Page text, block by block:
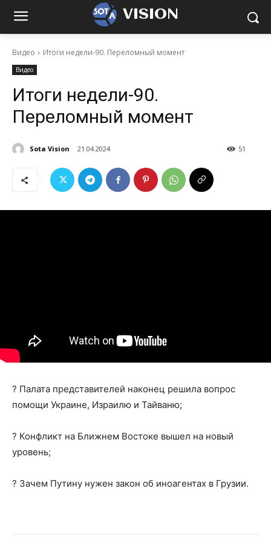
VISION
Видео Итоги недели-90. Переломный момент
Видео
Итоги недели-90.
Переломный момент
Sota Vision 21.04.2024 51
? Палата представителей наконец решила вопрос
помощи Украине, Израилю и Тайваню;
? Конфликт на Ближнем Востоке вышел на новый
уровень;
? Зачем Путину нужен закон об иноагентах в Грузии.